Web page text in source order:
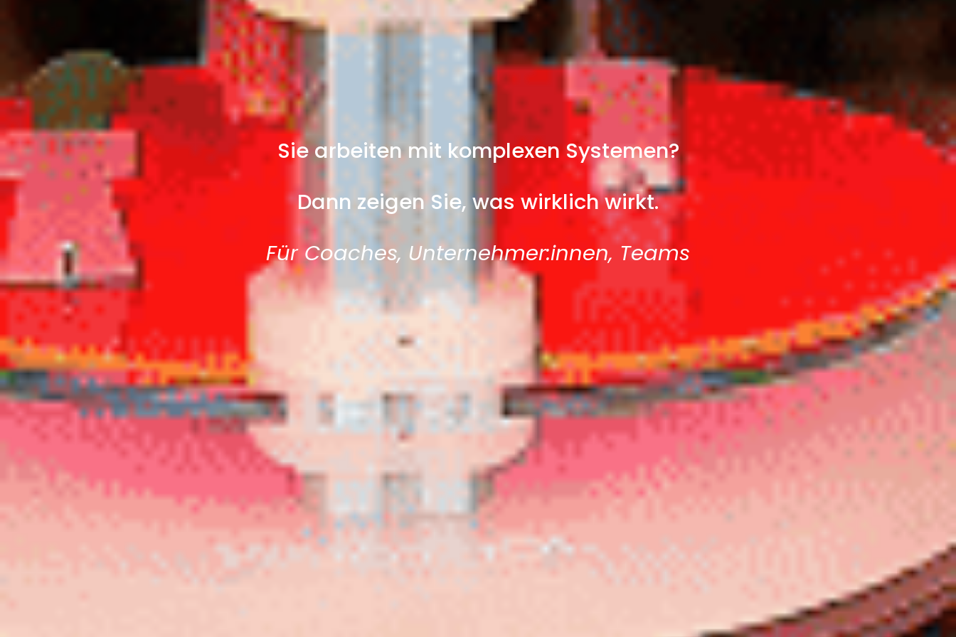
Sie arbeiten mit komplexen Systemen?
Dann zeigen Sie, was wirklich wirkt.
Für Coaches, Unternehmer:innen, Teams